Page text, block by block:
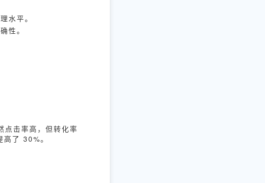
水平。
性。
点击率高，但转化率
了 30%。